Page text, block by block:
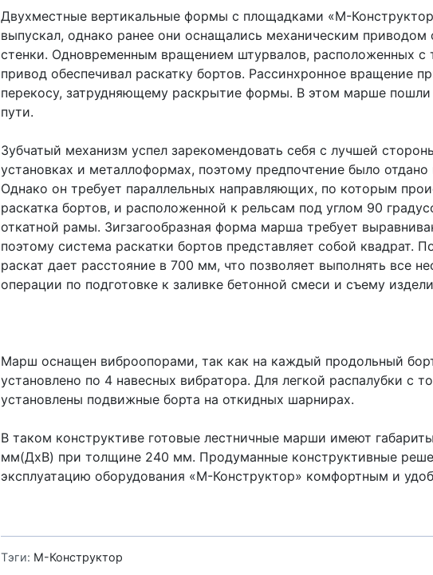
Двухместные вертикальные формы с площадками «М-
выпускал, однако ранее они оснащались механическим
стенки. Одновременным вращением штурвалов, расположенных с
привод обеспечивал раскатку бортов. Рассинхронное вращение
перекосу, затрудняющему раскрытие формы. В этом марше
пути.
Зубчатый механизм успел зарекомендовать себя с лучшей
установках и металлоформах, поэтому предпочтение было
Однако он требует параллельных направляющих, по которым
раскатка бортов, и расположенной к рельсам под углом 90
откатной рамы. Зигзагообразная форма марша требует
поэтому система раскатки бортов представляет собой квадрат.
раскат дает расстояние в 700 мм, что позволяет выполнять все
операции по подготовке к заливке бетонной смеси и съему
Марш оснащен виброопорами, так как на каждый продольный
установлено по 4 навесных вибратора. Для легкой распалубки с
установлены подвижные борта на откидных шарнирах.
В таком конструктиве готовые лестничные марши имеют
мм(ДхВ) при толщине 240 мм. Продуманные конструктивные
эксплуатацию оборудования «М-Конструктор» комфортным и
Тэги: М-Конструктор